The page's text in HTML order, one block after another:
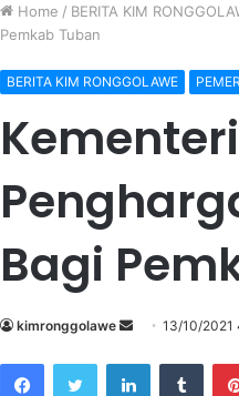
Home / BERITA KIM
Pemkab Tuban
BERITA KIM RONGGOLAWE
Bagi
kimronggolawe
n
13/10/2021